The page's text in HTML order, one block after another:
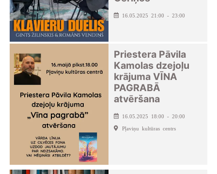
16.05.2025 21:00 - 23:00
Priestera Pāvila
Kamolas dzejoļu
krājuma VĪNA
PAGRABĀ
atvēršana
16.05.2025 18:00 - 20:00
Pļaviņu kultūras centrs